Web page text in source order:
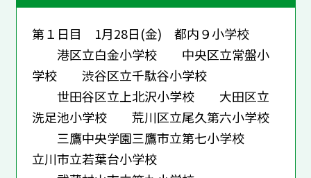
第１日目 1月28日(金) 都内９小学校
港区立白金小学校 中央区立常盤小
学校 渋谷区立千駄谷小学校
世田谷区立上北沢小学校 大田区立
洗足池小学校 荒川区立尾久第六小学校
三鷹中央学園三鷹市立第七小学校
立川市立若葉台小学校